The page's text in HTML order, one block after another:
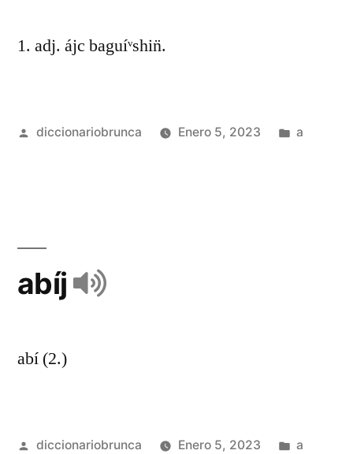
1. adj. ájc baguíᵛshin̈.
diccionariobrunca Enero 5, 2023 a
abíj
abí (2.)
diccionariobrunca Enero 5, 2023 a